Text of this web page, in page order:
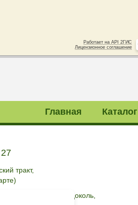
Главная Каталог
тракт,
)
Дивизии, 12 (цоколь,